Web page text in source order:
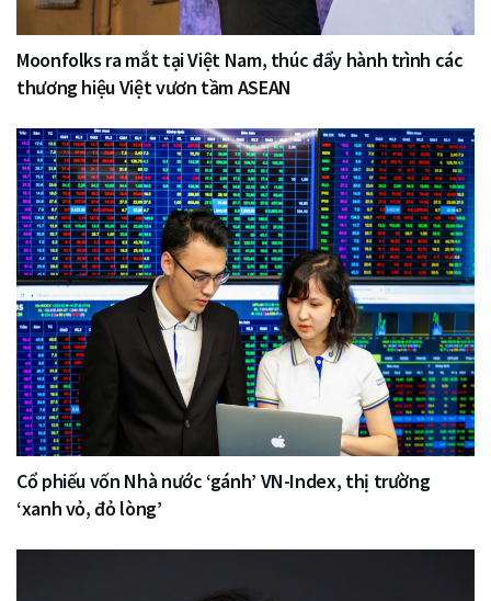
Moonfolks ra mắt tại Việt Nam, thúc đẩy hành trình các
thương hiệu Việt vươn tầm ASEAN
Cổ phiếu vốn Nhà nước ‘gánh’ VN-Index, thị trường
‘xanh vỏ, đỏ lòng’